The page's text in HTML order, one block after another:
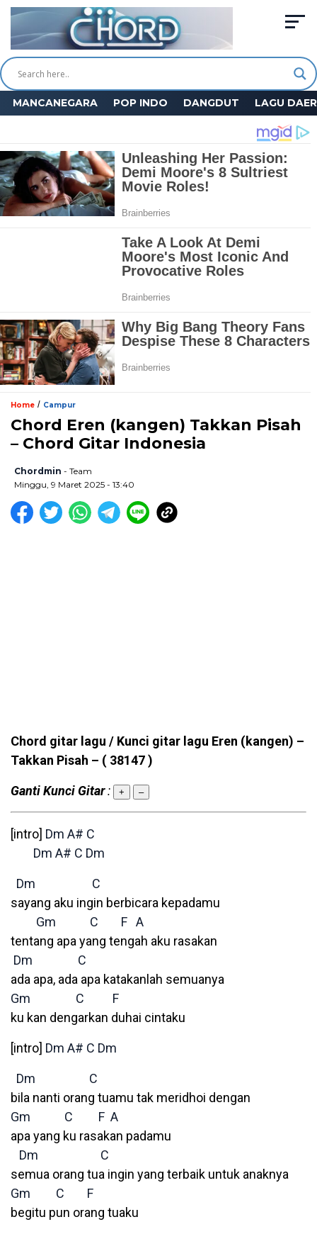
MANCANEGARA POP INDO DANGDUT LAGU
Home / Campur
Chord Eren (kangen) Takkan Pisah
– Chord Gitar Indonesia
Chordmin - Team
Minggu, 9 Maret 2025 - 13:40
Chord gitar lagu / Kunci gitar lagu Eren (kangen) –
Takkan Pisah – ( 38147 )
Ganti Kunci Gitar: + –
[intro] Dm A# C
Dm A# C Dm
Dm
C
sayang aku ingin berbicara kepadamu
Gm
C F A
tentang apa yang tengah aku rasakan
Dm
C
ada apa, ada apa katakanlah semuanya
Gm
C
F
ku kan dengarkan duhai cintaku
[intro] Dm A# C Dm
Dm
C
bila nanti orang tuamu tak meridhoi dengan
Gm
C F A
apa yang ku rasakan padamu
Dm
C
semua orang tua ingin yang terbaik untuk anaknya
Gm
C
F
begitu pun orang tuaku